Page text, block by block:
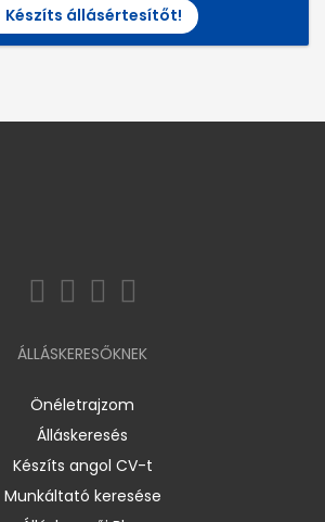
Készíts állásértesítőt!
ÁLLÁSKERESŐKNEK
Önéletrajzom
Álláskeresés
Készíts angol CV-t
Munkáltató keresése